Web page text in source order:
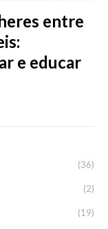
entre
e educar
(36)
(2)
(19)